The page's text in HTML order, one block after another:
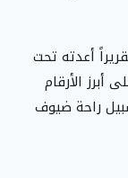
أعدته تحت
الأرقام
راحة ضيوف